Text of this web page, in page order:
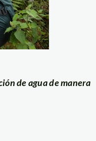
de agua de manera